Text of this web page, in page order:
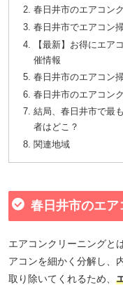
春日井市のエアコン
春日井市でエアコン
【最新】お得にエア
催情報
春日井市のエアコン
春日井市のエアコン
結局、春日井市で最
者はどこ？
関連地域
春日井市のエ
エアコンクリーニングと
アコンを細かく分解し、
取り除いてくれるため、